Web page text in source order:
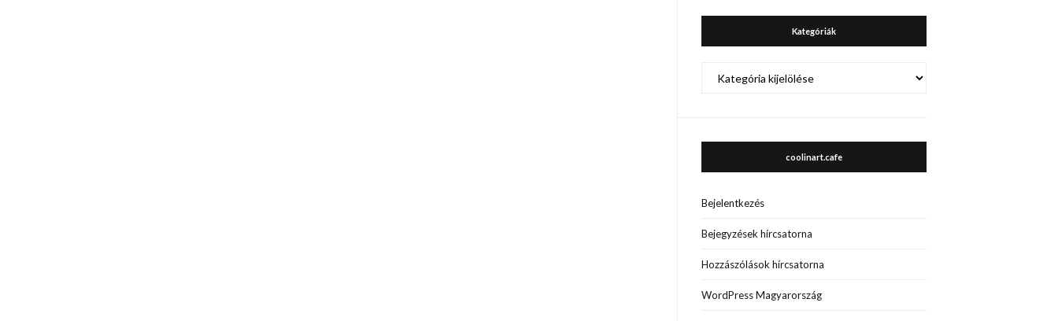
Kategóriák
coolinart.cafe
Bejelentkezés
Bejegyzések hírcsatorna
Hozzászólások hírcsatorna
WordPress Magyarország